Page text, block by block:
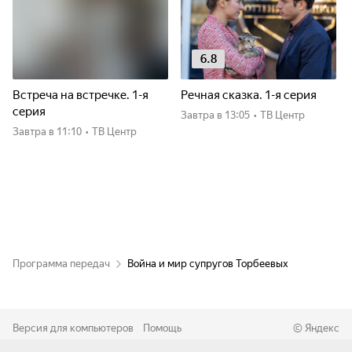
Встреча на встречке. 1-я
серия
Завтра в 11:10 • ТВ Центр
6.8
Речная сказка. 1-я серия
Завтра в 13:05 • ТВ Центр
Программа передач Война и мир супругов Торбеевых
Версия для компьютеров Помощь © Яндекс